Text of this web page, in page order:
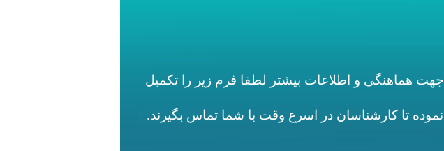
جهت هماهنگی و اطلاعات بیشتر لطفا فرم زیر را تکمیل
نموده تا کارشناسان در اسرع وقت با شما تماس بگیرند.